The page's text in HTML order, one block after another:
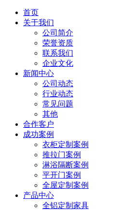
首页
关于我们
公司简介
荣誉资质
联系我们
企业文化
新闻中心
公司动态
行业动态
常见问题
其他
合作客户
成功案例
衣柜定制案例
推拉门案例
淋浴隔断案例
平开门案例
全屋定制案例
产品中心
全铝定制家具